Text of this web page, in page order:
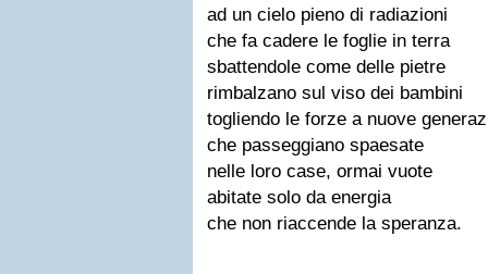
ad un cielo pieno di radiazioni
che fa cadere le foglie in terra
sbattendole come delle pietre
rimbalzano sul viso dei bambini
togliendo le forze a nuove
che passeggiano spaesate
nelle loro case, ormai vuote
abitate solo da energia
che non riaccende la speranza.